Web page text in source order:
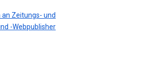
Zeitungs- und
-Webpublisher